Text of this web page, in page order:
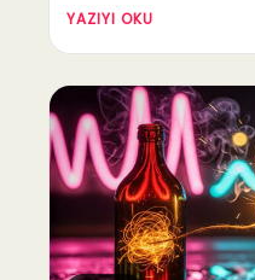
YAZIYI OKU